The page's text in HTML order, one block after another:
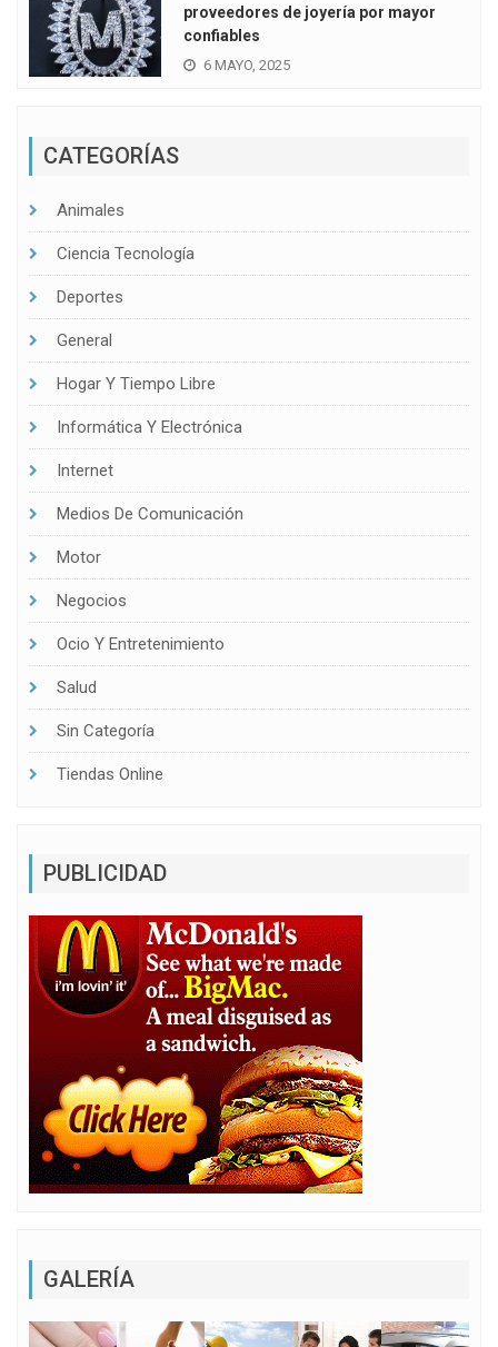
proveedores de joyería por mayor
confiables
6 MAYO, 2025
CATEGORÍAS
Animales
Ciencia Tecnología
Deportes
General
Hogar Y Tiempo Libre
Informática Y Electrónica
Internet
Medios De Comunicación
Motor
Negocios
Ocio Y Entretenimiento
Salud
Sin Categoría
Tiendas Online
PUBLICIDAD
GALERÍA